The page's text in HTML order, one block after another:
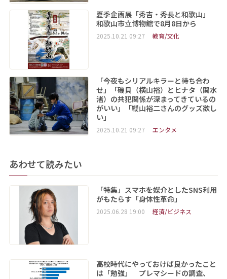
夏季企画展「秀吉・秀長と和歌山」
和歌山市立博物館で8月8日から
2025.10.21 09:27 教育/文化
「今夜もシリアルキラーと待ち合わ
せ」「磯貝（横山裕）とヒナタ（関水
渚）の共犯関係が深まってきているの
がいい」「縦山裕二さんのグッズ欲し
い」
2025.10.21 09:27 エンタメ
あわせて読みたい
「特集」スマホを媒介としたSNS利用
がもたらす「身体性革命」
2025.06.28 19:00 経済/ビジネス
高校時代にやっておけば良かったこと
は「勉強」 プレマシードの調査、